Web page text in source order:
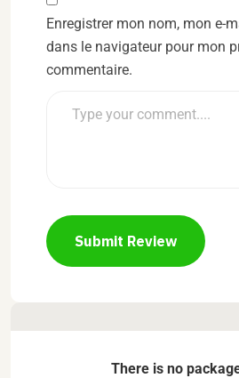
Enregistrer mon nom, mon e-
dans le navigateur pour mon
commentaire.
Submit Review
There is no